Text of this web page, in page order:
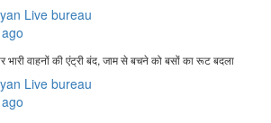
Live bureau
भारी वाहनों की एंट्री बंद, जाम से बचने को बसों का रूट बदला
Live bureau